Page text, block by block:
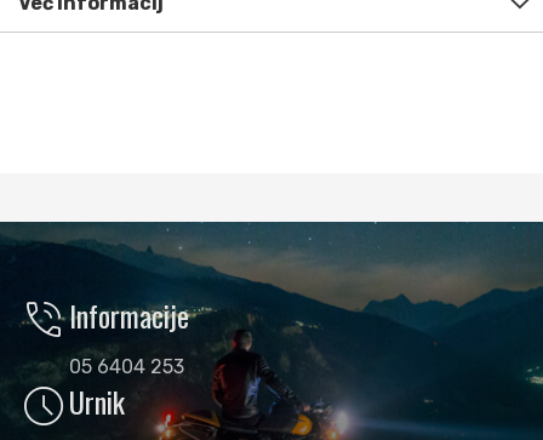
phone_in_talkInformacije
05 6404 253
scheduleUrnik